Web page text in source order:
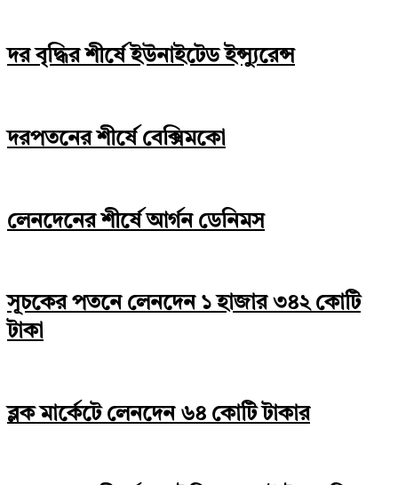
দর বৃদ্ধির শীর্ষে ইউনাইটেড ইন্স্যুরেন্স
দরপতনের শীর্ষে বেক্সিমকো
লেনদেনের শীর্ষে আর্গন ডেনিমস
সূচকের পতনে লেনদেন ১ হাজার ৩৪২ কোটি
টাকা
ব্লক মার্কেটে লেনদেন ৬৪ কোটি টাকার